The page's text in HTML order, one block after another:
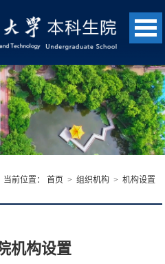
当前位置： 首页 > 组织机构> 机构设置
机构设置